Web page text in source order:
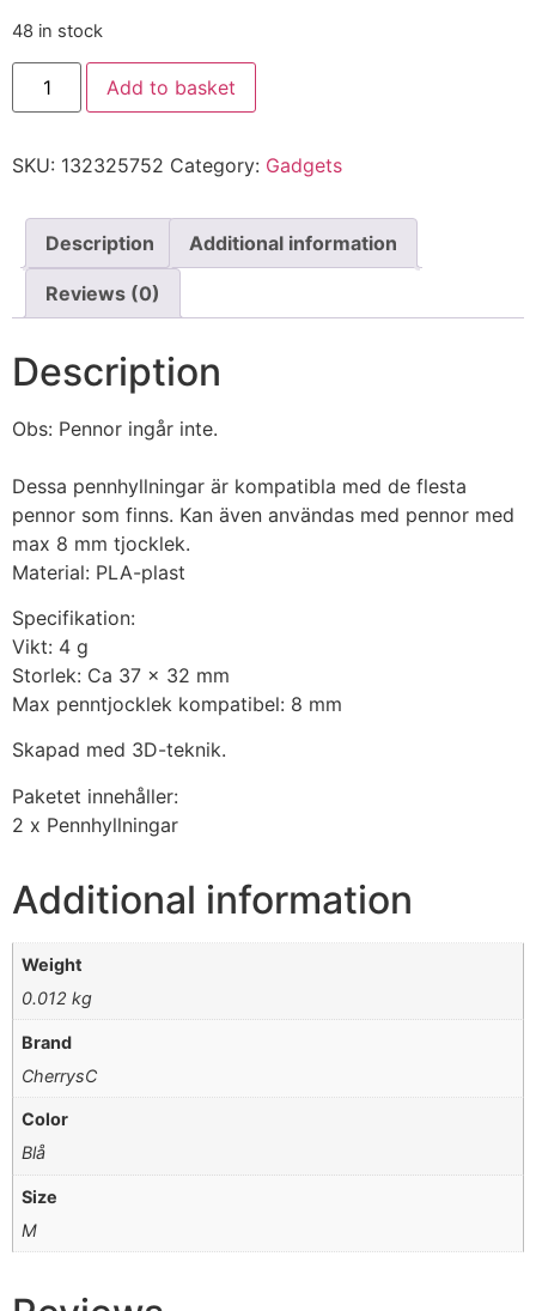
48 in stock
Add to basket
SKU: 132325752 Category: Gadgets
Description Additional information
Reviews (0)
Description
Obs: Pennor ingår inte.
Dessa pennhyllningar är kompatibla med de flesta
pennor som finns. Kan även användas med pennor med
max 8 mm tjocklek.
Material: PLA-plast
Specifikation:
Vikt: 4 g
Storlek: Ca 37 x 32 mm
Max penntjocklek kompatibel: 8 mm
Skapad med 3D-teknik.
Paketet innehåller:
2 x Pennhyllningar
Additional information
Weight
0.012 kg
Brand
CherrysC
Color
Blå
Size
M